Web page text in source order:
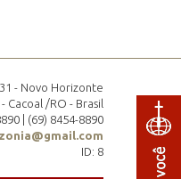
- Novo Horizonte
Cacoal /RO - Brasil
| (69) 8454-8890
ID: 8